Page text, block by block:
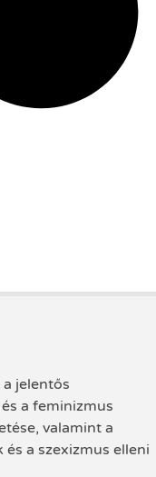
jelentős
a feminizmus
valamint a
a szexizmus elleni